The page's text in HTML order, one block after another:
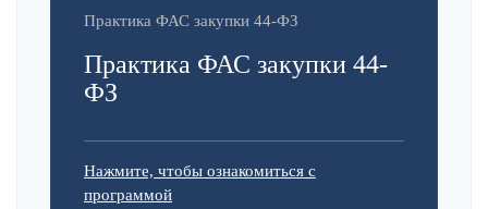
Практика ФАС закупки 44-ФЗ
Практика ФАС закупки 44-
ФЗ
Нажмите, чтобы ознакомиться с
программой